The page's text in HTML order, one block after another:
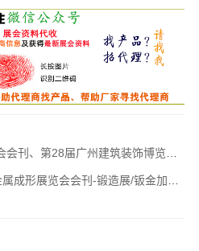
筑装饰博览会_广州卫浴博览会会刊_中国建博会参展商名录
/钣金加工展/冲压技术及设备展/连接焊接展/金属成形模具展参展商名录